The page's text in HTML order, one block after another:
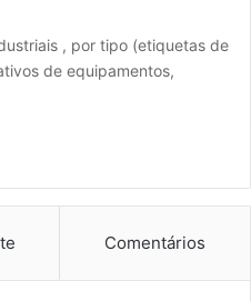
, por tipo (etiquetas de
de equipamentos,
Comentários